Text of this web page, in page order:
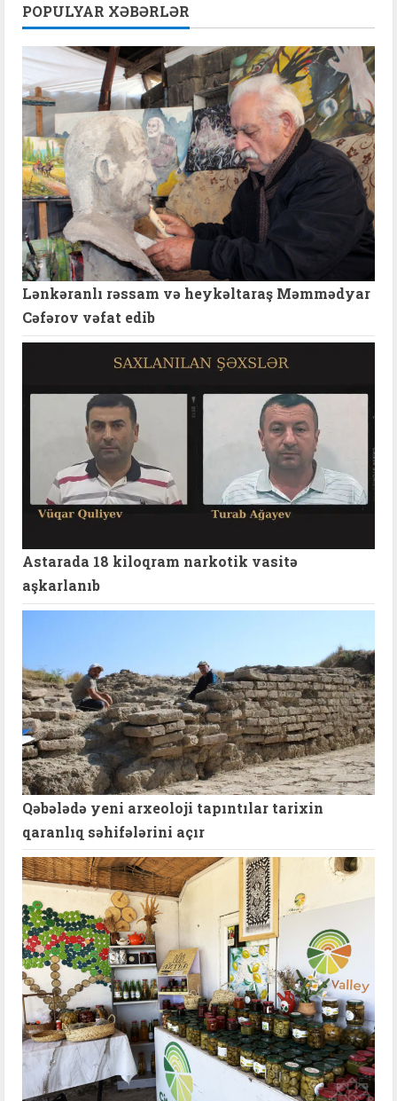
POPULYAR XƏBƏRLƏR
Lənkəranlı rəssam və heykəltaraş Məmmədyar
Cəfərov vəfat edib
Astarada 18 kiloqram narkotik vasitə
aşkarlanıb
Qəbələdə yeni arxeoloji tapıntılar tarixin
qaranlıq səhifələrini açır